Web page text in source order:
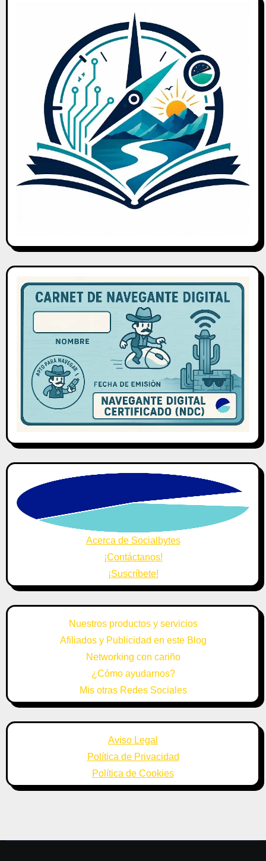
Acerca de Socialbytes
¡Contáctanos!
¡Suscríbete!
Nuestros productos y servicios
Afiliados y Publicidad en este Blog
Networking con cariño
¿Cómo ayudarnos?
Mis otras Redes Sociales
Aviso Legal
Política de Privacidad
Política de Cookies